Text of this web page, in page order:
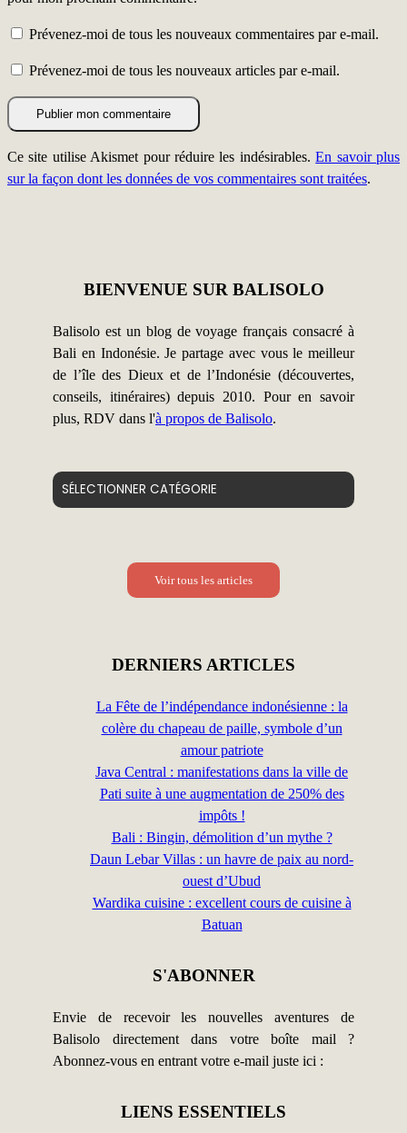
Prévenez-moi de tous les nouveaux commentaires par e-mail.
Prévenez-moi de tous les nouveaux articles par e-mail.
Ce site utilise Akismet pour réduire les indésirables.En savoir plus
sur la façon dont les données de vos commentaires sont traitées.
BIENVENUE SUR BALISOLO
Balisolo est un blog de voyage français consacré à
Bali en Indonésie. Je partage avec vous le meilleur
de l’île des Dieux et de l’Indonésie (découvertes,
conseils, itinéraires) depuis 2010. Pour en savoir
plus, RDV dans l'à propos de Balisolo.
Voir tous les articles
DERNIERS ARTICLES
La Fête de l’indépendance indonésienne : la
colère du chapeau de paille, symbole d’un
amour patriote
Java Central : manifestations dans la ville de
Pati suite à une augmentation de 250% des
impôts !
Bali : Bingin, démolition d’un mythe ?
Daun Lebar Villas : un havre de paix au nord-
ouest d’Ubud
Wardika cuisine : excellent cours de cuisine à
Batuan
S'ABONNER
Envie de recevoir les nouvelles aventures de
Balisolo directement dans votre boîte mail ?
Abonnez-vous en entrant votre e-mail juste ici :
LIENS ESSENTIELS